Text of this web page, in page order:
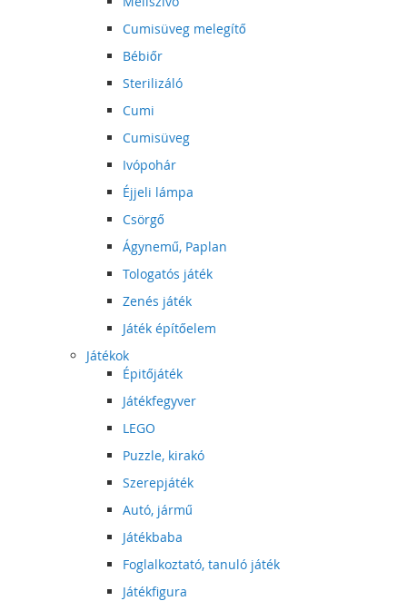
Cumisüveg melegítő
Bébiőr
Sterilizáló
Cumi
Cumisüveg
Ivópohár
Éjjeli lámpa
Csörgő
Ágynemű, Paplan
Tologatós játék
Zenés játék
Játék építőelem
Játékok
Épitőjáték
Játékfegyver
LEGO
Puzzle, kirakó
Szerepjáték
Autó, jármű
Játékbaba
Foglalkoztató, tanuló játék
Játékfigura